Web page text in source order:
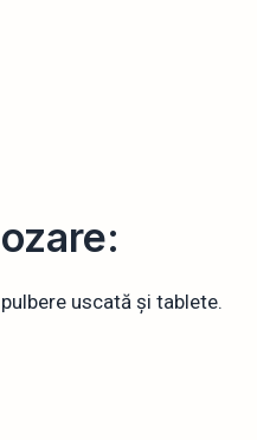
uscată și tablete.